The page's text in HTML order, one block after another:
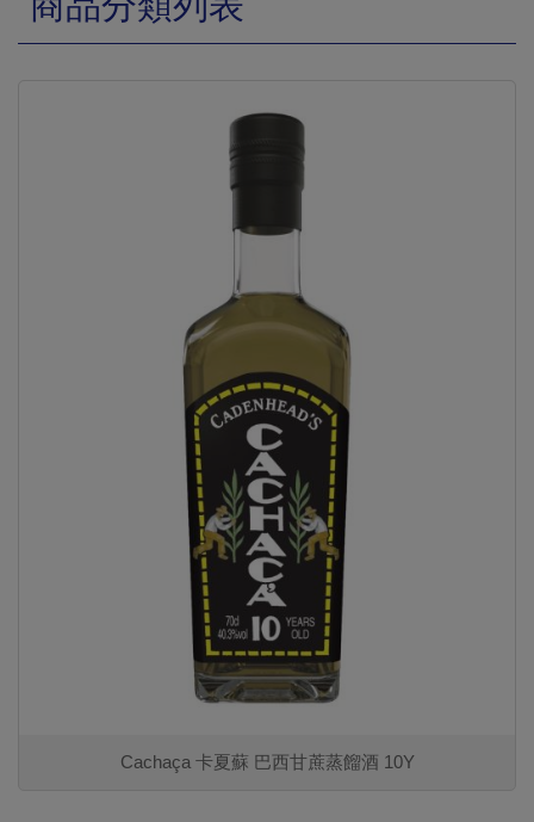
Cachaça 卡夏蘇 巴西甘蔗蒸餾酒 10Y